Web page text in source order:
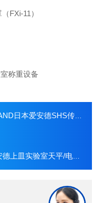
FXi-11）
SHS传感器实验室精密上皿天平
验室天平/电子精密称重设备